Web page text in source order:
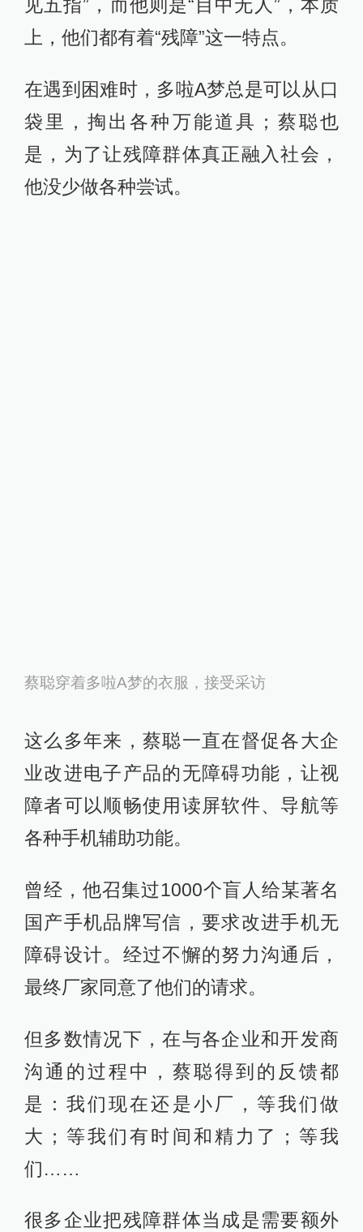
见五指”，而他则是“目中无人”，本质
上，他们都有着“残障”这一特点。
在遇到困难时，多啦A梦总是可以从口
袋里，掏出各种万能道具；蔡聪也
是，为了让残障群体真正融入社会，
他没少做各种尝试。
蔡聪穿着多啦A梦的衣服，接受采访
这么多年来，蔡聪一直在督促各大企
业改进电子产品的无障碍功能，让视
障者可以顺畅使用读屏软件、导航等
各种手机辅助功能。
曾经，他召集过1000个盲人给某著名
国产手机品牌写信，要求改进手机无
障碍设计。经过不懈的努力沟通后，
最终厂家同意了他们的请求。
但多数情况下，在与各企业和开发商
沟通的过程中，蔡聪得到的反馈都
是：我们现在还是小厂，等我们做
大；等我们有时间和精力了；等我
们……
很多企业把残障群体当成是需要额外